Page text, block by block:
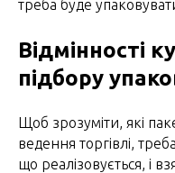
треба буде
Відмінності
підбору
Щоб зрозуміти, які
ведення торгівлі,
що реалізовується, і